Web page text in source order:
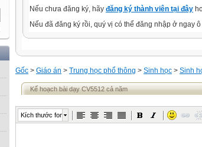
Nếu chưa đăng ký, hãy đăng ký thành viên tại đây
Nếu đã đăng ký rồi, quý vị có thể đăng nhập ở ngay
Gốc > Giáo án > Trung học phổ thông > Sinh học > Sinh
Kế hoạch bài dạy CV5512 cả năm
Kích thước font